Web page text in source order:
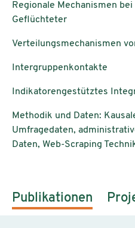
Regionale Mechanismen
Geflüchteter
Verteilungsmechanismen
Intergruppenkontakte
Indikatorengestütztes
Methodik und Daten:
Umfragedaten,
Daten, Web-Scraping
Publikationen